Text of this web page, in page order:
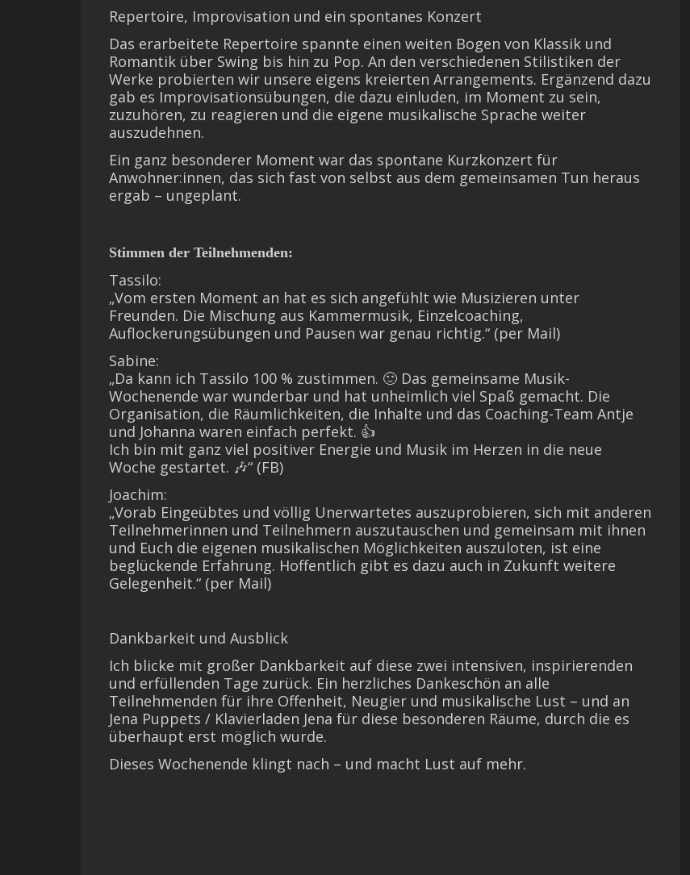
Repertoire, Improvisation und ein spontanes Konzert
Das erarbeitete Repertoire spannte einen weiten Bogen von Klassik und
Romantik über Swing bis hin zu Pop. An den verschiedenen Stilistiken der
Werke probierten wir unsere eigens kreierten Arrangements. Ergänzend dazu
gab es Improvisationsübungen, die dazu einluden, im Moment zu sein,
zuzuhören, zu reagieren und die eigene musikalische Sprache weiter
auszudehnen.
Ein ganz besonderer Moment war das spontane Kurzkonzert für
Anwohner:innen, das sich fast von selbst aus dem gemeinsamen Tun heraus
ergab – ungeplant.
Stimmen der Teilnehmenden:
Tassilo:
„Vom ersten Moment an hat es sich angefühlt wie Musizieren unter
Freunden. Die Mischung aus Kammermusik, Einzelcoaching,
Auflockerungsübungen und Pausen war genau richtig.“ (per Mail)
Sabine:
„Da kann ich Tassilo 100 % zustimmen. 🙂 Das gemeinsame Musik-
Wochenende war wunderbar und hat unheimlich viel Spaß gemacht. Die
Organisation, die Räumlichkeiten, die Inhalte und das Coaching-Team Antje
und Johanna waren einfach perfekt. 👍
Ich bin mit ganz viel positiver Energie und Musik im Herzen in die neue
Woche gestartet. 🎶“ (FB)
Joachim:
„Vorab Eingeübtes und völlig Unerwartetes auszuprobieren, sich mit anderen
Teilnehmerinnen und Teilnehmern auszutauschen und gemeinsam mit ihnen
und Euch die eigenen musikalischen Möglichkeiten auszuloten, ist eine
beglückende Erfahrung. Hoffentlich gibt es dazu auch in Zukunft weitere
Gelegenheit.“ (per Mail)
Dankbarkeit und Ausblick
Ich blicke mit großer Dankbarkeit auf diese zwei intensiven, inspirierenden
und erfüllenden Tage zurück. Ein herzliches Dankeschön an alle
Teilnehmenden für ihre Offenheit, Neugier und musikalische Lust – und an
Jena Puppets / Klavierladen Jena für diese besonderen Räume, durch die es
überhaupt erst möglich wurde.
Dieses Wochenende klingt nach – und macht Lust auf mehr.